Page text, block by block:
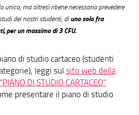
unico, ma altresì ritiene necessario prevedere
dei nostri studenti, diuno solo fra
per un massimo di 3 CFU.
di studio cartaceo (studenti
leggi sul sito web della
DI STUDIO CARTACEO"
presentare il piano di studio